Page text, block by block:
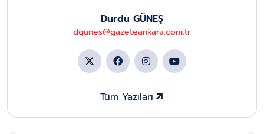
Durdu GÜNEŞ
dgunes@gazeteankara.com.tr
Tüm Yazıları